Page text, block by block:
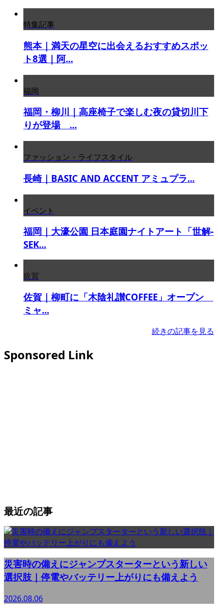
特集記事
熊本｜満天の星空に出会えるおすすめスポッ
ト8選｜阿...
福岡
福岡・柳川｜高座椅子で楽しむ夜の貸切川下
りが登場 ...
ファッション・ライフスタイル
長崎｜BASIC AND ACCENT アミュプラ...
イベント
福岡｜大濠公園 日本庭園ナイトアート「世解-
SEK...
佐賀
佐賀｜柳町に「木陰礼讃COFFEE」オープン
ミャ...
続きの記事を見る
Sponsored Link
最近の記事
災害時の備えにジャンプスターターという新しい
選択肢｜停電やバッテリー上がりにも備えよう
2026.08.06